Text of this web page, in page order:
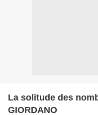
La solitude des
GIORDANO